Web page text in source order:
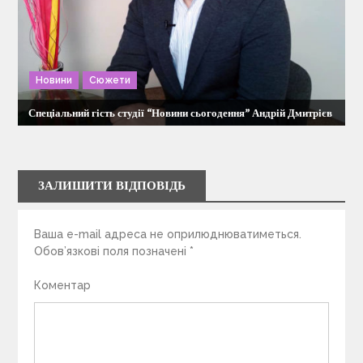
Новини Сюжети
Спеціальний гість студії “Новини сьогодення” Андрій Дмитрієв
ЗАЛИШИТИ ВІДПОВІДЬ
Ваша e-mail адреса не оприлюднюватиметься.
Обов’язкові поля позначені *
Коментар